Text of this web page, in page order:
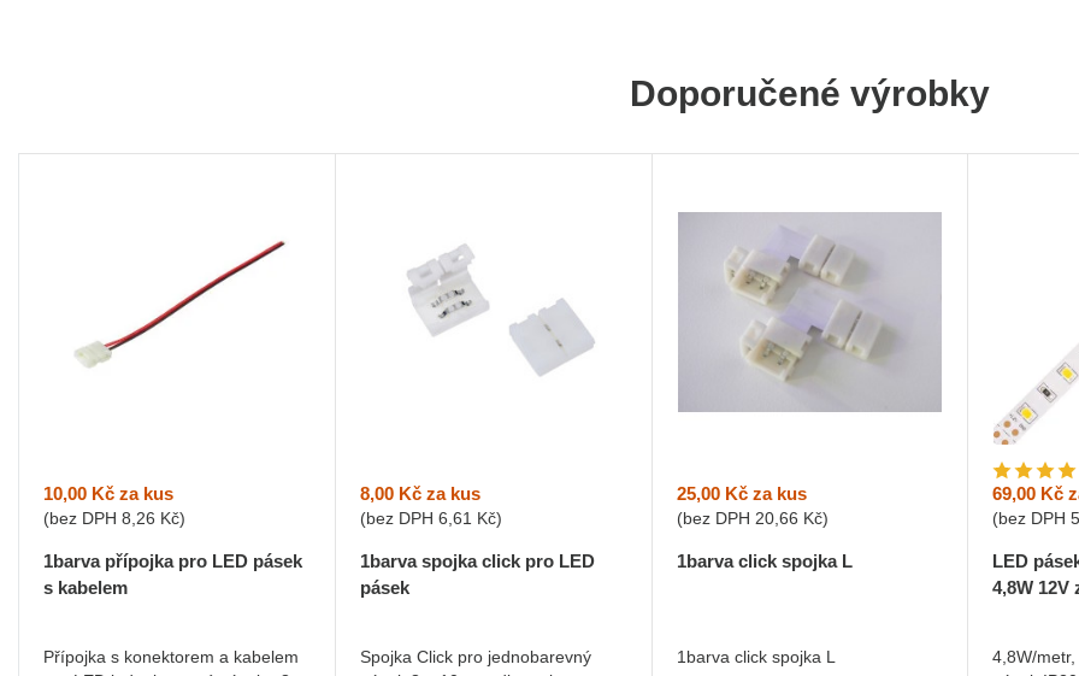
Doporučené výrobky
10,00 Kč za kus
(bez DPH 8,26 Kč)
1barva přípojka pro LED pásek
s kabelem
Přípojka s konektorem a kabelem
8,00 Kčza kus
(bez DPH 6,61 Kč)
1barva spojka click pro LED
pásek
Spojka Click pro jednobarevný
25,00 Kčza kus
(bez DPH 20,66 Kč)
1barva click spojka L
1barva click spojka L
69,00 Kč
(bez DPH
LED
4,8W 12V
4,8W/